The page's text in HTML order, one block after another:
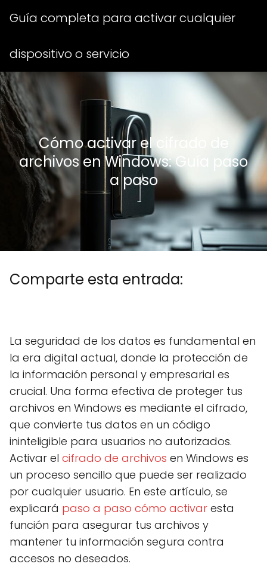
Guía completa para activar cualquier
dispositivo o servicio
Cómo activar el cifrado de
archivos en Windows: Guía paso
a paso
Comparte esta entrada:
p
a
r
t
i
r
e
n
w
i
t
t
e
r
)
p
r
t
r
e
n
e
o
o
k
p
r
t
r
e
n
t
r
e
s
t
p
a
r
t
i
r
e
n
k
e
d
I
n
p
a
r
r
e
n
i
La seguridad de los datos es fundamental en
la era digital actual, donde la protección de
la información personal y empresarial es
crucial. Una forma efectiva de proteger tus
archivos en Windows es mediante el cifrado,
que convierte tus datos en un código
ininteligible para usuarios no autorizados.
Activar el cifrado de archivos en Windows es
un proceso sencillo que puede ser realizado
por cualquier usuario. En este artículo, se
explicará paso a paso cómo activar esta
función para asegurar tus archivos y
mantener tu información segura contra
accesos no deseados.